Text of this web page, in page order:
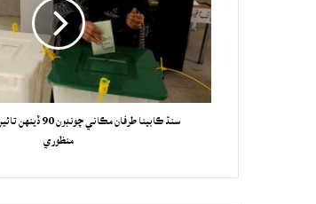
سنڌ ڪابينا طرفان
منظوري